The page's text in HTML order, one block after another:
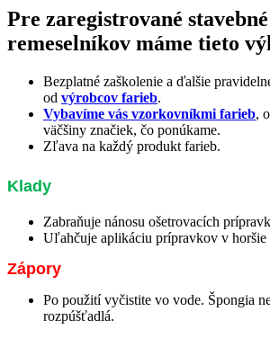
​Pre zaregistrované
remeselníkov máme tieto
Bezplatné zaškolenie a ďalšie
od výrobcov farieb.
Vybavíme vás vzorkovníkmi farieb,
väčšiny značiek, čo ponúkame.
Zľava na každý produkt farieb.
Klady
Zabraňuje nánosu ošetrovacích
Uľahčuje aplikáciu prípravkov v horšie
Zápory
Po použití vyčistite vo vode. Špongia
rozpúšťadlá.